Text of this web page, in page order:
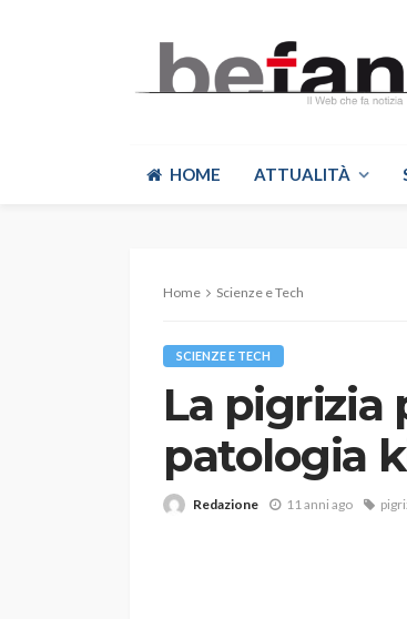
HOME ATTUALITÀ
Home Scienze e Tech
SCIENZE E TECH
La pigrizia
patologia
Redazione 11 anni ago